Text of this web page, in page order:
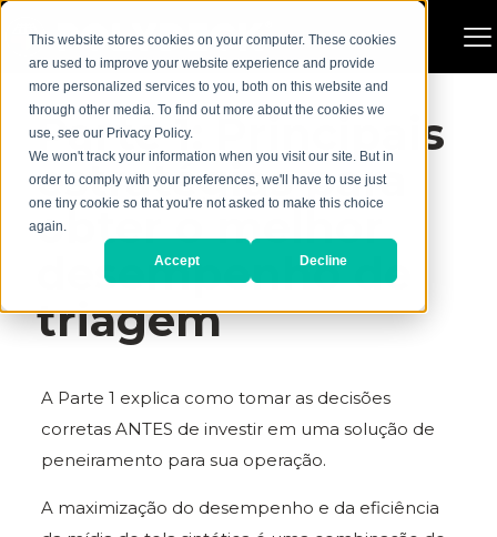
This website stores cookies on your computer. These cookies
are used to improve your website experience and provide
more personalized services to you, both on this website and
through other media. To find out more about the cookies we
use, see our Privacy Policy.
We won't track your information when you visit our site. But in
order to comply with your preferences, we'll have to use just
one tiny cookie so that you're not asked to make this choice
again.
Accept Decline
Parte 1: Principais
estratégias para
obter o melhor
desempenho de
triagem
A Parte 1 explica como tomar as decisões
corretas ANTES de investir em uma solução de
peneiramento para sua operação.
A maximização do desempenho e da eficiência